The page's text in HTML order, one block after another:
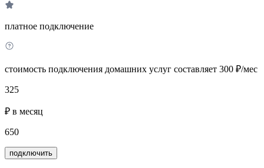
платное подключение
стоимость подключения домашних услуг составляет 300 ₽/мес
325
₽ в месяц
650
подключить